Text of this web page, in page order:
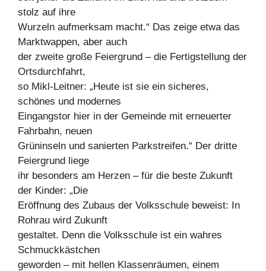
stolz auf ihre
Wurzeln aufmerksam macht.“ Das zeige etwa das
Marktwappen, aber auch
der zweite große Feiergrund – die Fertigstellung der
Ortsdurchfahrt,
so Mikl-Leitner: „Heute ist sie ein sicheres,
schönes und modernes
Eingangstor hier in der Gemeinde mit erneuerter
Fahrbahn, neuen
Grüninseln und sanierten Parkstreifen.“ Der dritte
Feiergrund liege
ihr besonders am Herzen – für die beste Zukunft
der Kinder: „Die
Eröffnung des Zubaus der Volksschule beweist: In
Rohrau wird Zukunft
gestaltet. Denn die Volksschule ist ein wahres
Schmuckkästchen
geworden – mit hellen Klassenräumen, einem